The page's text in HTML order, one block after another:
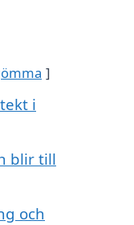
i
blir till
och